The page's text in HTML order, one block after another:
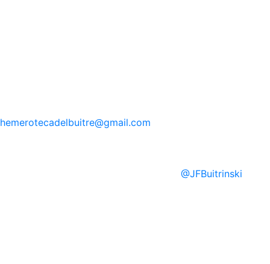
hemerotecadelbuitre@gmail.com
@JFBuitrinski